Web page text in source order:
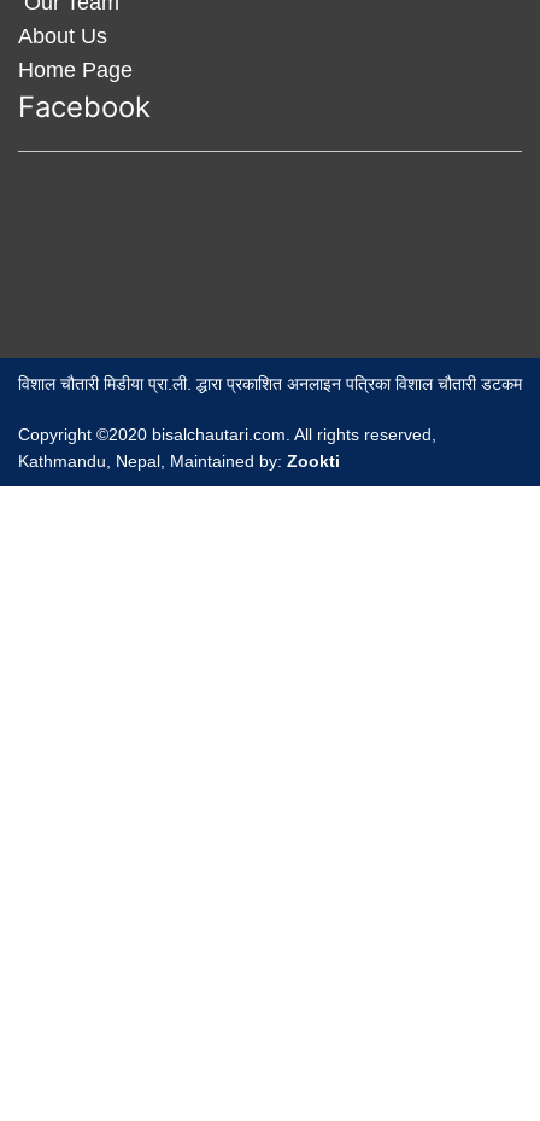
About Us
Home Page
Facebook
विशाल चौतारी मिडीया प्रा.ली. द्धारा प्रकाशित अनलाइन पत्रिका विशाल चौतारी डटकम
Copyright ©2020 bisalchautari.com. All rights reserved,
Kathmandu, Nepal, Maintained by: Zookti